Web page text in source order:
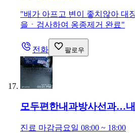
"배가 아프고 변이 좋치않아 대
을ㆍ검사하여 옹종제거 완료"
전화 팔로우
모두편한내과방사선과…
진료 마감금요일 08:00 ~ 18:00